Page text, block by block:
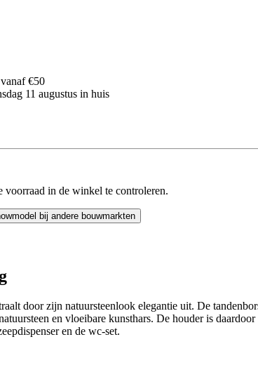
€50
11 augustus in huis
voorraad in de winkel te controleren.
bij andere bouwmarkten
door zijn natuursteenlook elegantie uit. De
en vloeibare kunsthars. De houder is
en de wc-set.